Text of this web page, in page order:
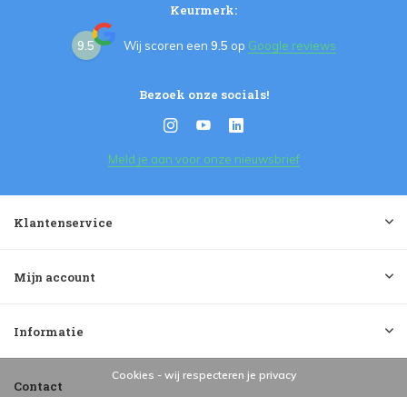
Keurmerk:
9.5 Wij scoren een 9.5 op Google reviews
Bezoek onze socials!
Meld je aan voor onze nieuwsbrief
Klantenservice
Mijn account
Informatie
Contact
Cookies - wij respecteren je privacy